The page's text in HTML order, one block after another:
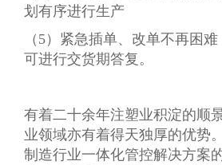
划有序进行生产
（5）紧急插单、改单不再困
可进行交货期答复。
有着二十余年注塑业积淀的顺
业领域亦有着得天独厚的优势
制造行业一体化管控解决方案